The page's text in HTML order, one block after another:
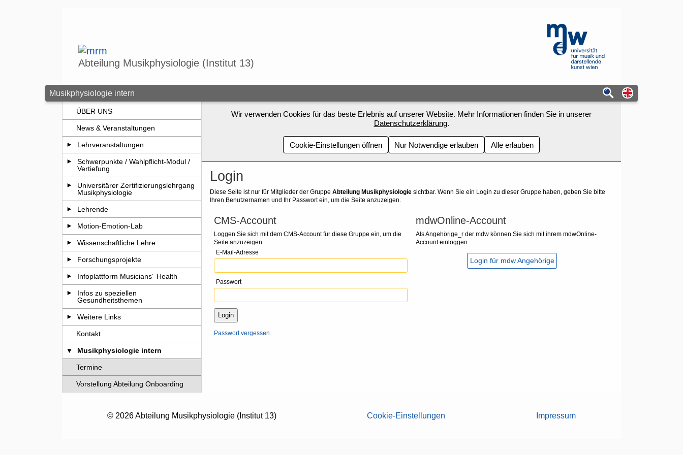
Abteilung Musikphysiologie (Institut 13)
mdw - Homepage
Musikphysiologie intern Switch to
ÜBER UNS
News & Veranstaltungen
Lehrveranstaltungen
Schwerpunkte / Wahlpflicht-Modul /
Vertiefung
Universitärer Zertifizierungslehrgang
Musikphysiologie
Lehrende
Motion-Emotion-Lab
Wissenschaftliche Lehre
Forschungsprojekte
Infoplattform Musicians´ Health
Infos zu speziellen
Gesundheitsthemen
Weitere Links
Kontakt
Musikphysiologie intern
Termine
Vorstellung Abteilung Onboarding
Wir verwenden Cookies für das beste Erlebnis auf unserer Website. Mehr Informationen finden Sie in unserer
Datenschutzerklärung.
Cookie-Einstellungen öffnen Nur Notwendige erlauben Alle erlauben
Login
Diese Seite ist nur für Mitglieder der Gruppe Abteilung Musikphysiologie sichtbar. Wenn Sie ein Login zu dieser Gruppe haben, geben Sie bitte
Ihren Benutzernamen und Ihr Passwort ein, um die Seite anzuzeigen.
CMS-Account
Loggen Sie sich mit dem CMS-Account für diese Gruppe ein, um die
Seite anzuzeigen.
E-Mail-Adresse
Passwort
Passwort vergessen
mdwOnline-Account
Als Angehörige_r der mdw können Sie sich mit ihrem mdwOnline-
Account einloggen.
Login für mdw Angehörige
© 2026 Abteilung Musikphysiologie (Institut 13) Cookie-Einstellungen Impressum